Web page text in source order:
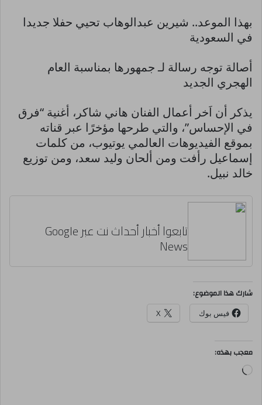
بهذا الموعد.. شيرين عبدالوهاب تحيي حفلا جديدا
في السعودية
أصالة توجه رسالة لـ جمهورها بمناسبة العام
الهجري الجديد
يذكر أن اَخر أعمال الفنان هاني شاكر، أغنية “فرق
في الإحساس”، والتي طرحها مؤخرًا عبر قناته
بموقع الفيديوهات العالمي يوتيوب، من كلمات
إسماعيل رأفت ومن ألحان وليد سعد، ومن توزيع
خالد نبيل.
تابعوا أخبار أحداث نت عبر Google
News
شارك هذا الموضوع:
فيس بوك X
معجب بهذه:
جاري